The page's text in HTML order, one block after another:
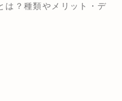
は？種類やメリット・デ